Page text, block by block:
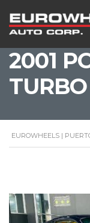
2001
TURBO
EUROWHEELS |